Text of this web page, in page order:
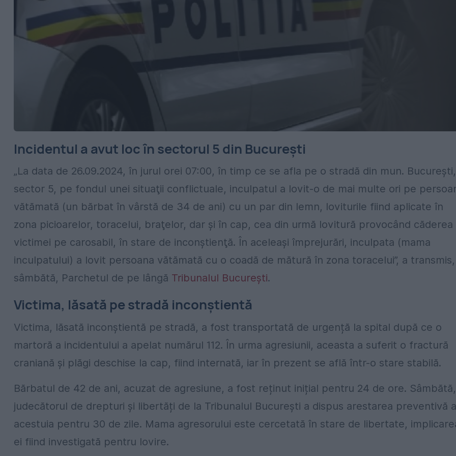
Incidentul a avut loc în sectorul 5 din București
„La data de 26.09.2024, în jurul orei 07:00, în timp ce se afla pe o stradă din mun. Bucureşti,
sector 5, pe fondul unei situaţii conflictuale, inculpatul a lovit-o de mai multe ori pe
vătămată (un bărbat în vârstă de 34 de ani) cu un par din lemn, loviturile fiind aplicate în
zona picioarelor, toracelui, braţelor, dar şi în cap, cea din urmă lovitură provocând căderea
victimei pe carosabil, în stare de inconştienţă. În aceleaşi împrejurări, inculpata (mama
inculpatului) a lovit persoana vătămată cu o coadă de mătură în zona toracelui”, a transmis,
sâmbătă, Parchetul de pe lângă Tribunalul București.
Victima, lăsată pe stradă inconştientă
Victima, lăsată inconștientă pe stradă, a fost transportată de urgență la spital după ce o
martoră a incidentului a apelat numărul 112. În urma agresiunii, aceasta a suferit o fractură
craniană și plăgi deschise la cap, fiind internată, iar în prezent se află într-o stare stabilă.
Bărbatul de 42 de ani, acuzat de agresiune, a fost reținut inițial pentru 24 de ore. Sâmbătă,
judecătorul de drepturi și libertăți de la Tribunalul București a dispus arestarea preventivă a
acestuia pentru 30 de zile. Mama agresorului este cercetată în stare de libertate,
ei fiind investigată pentru lovire.